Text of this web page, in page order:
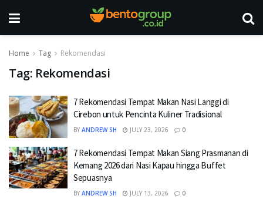
Home Tag Rekomendasi
Tag: Rekomendasi
7 Rekomendasi Tempat Makan Nasi Langgi di
Cirebon untuk Pencinta Kuliner Tradisional
BY ANDREW SH JULY 23, 2026 0
7 Rekomendasi Tempat Makan Siang Prasmanan di
Kemang 2026 dari Nasi Kapau hingga Buffet
Sepuasnya
BY ANDREW SH JULY 13, 2026 0